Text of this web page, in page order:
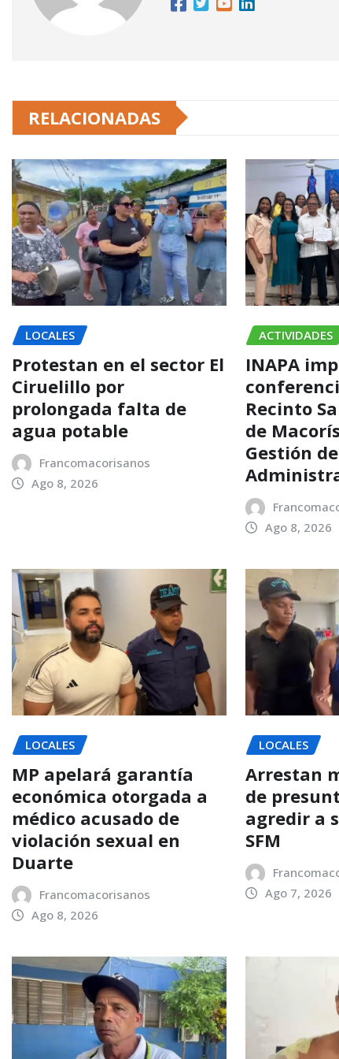
RELACIONADAS
LOCALES
Protestan en el sector El
Ciruelillo por
prolongada falta de
agua potable
Francomacorisanos
Ago 8, 2026
ACTIVIDADES
INAPA
Recinto
de
Gestión
Ago 8, 2026
LOCALES
MP apelará garantía
económica otorgada a
médico acusado de
violación sexual en
Duarte
Francomacorisanos
Ago 8, 2026
LOCALES
Arrestan
de
agredir a
SFM
Ago 7, 2026